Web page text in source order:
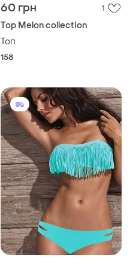
60 грн 1
Top Melon collection
Топ
158